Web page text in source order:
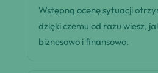
Wstępną ocenę sytuacji
dzięki czemu od razu wiesz,
biznesowo i finansowo.